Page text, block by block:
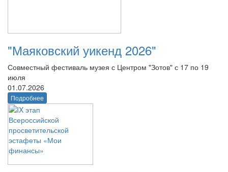
"Маяковский уикенд 2026"
Совместный фестиваль музея с Центром "Зотов" с 17 по 19
июля
01.07.2026
Подробнее